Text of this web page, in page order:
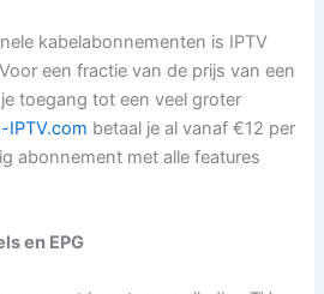
kabelabonnementen is IPTV
een fractie van de prijs van een
toegang tot een veel groter
IPTV.com betaal je al vanaf €12 per
abonnement met alle features
en EPG